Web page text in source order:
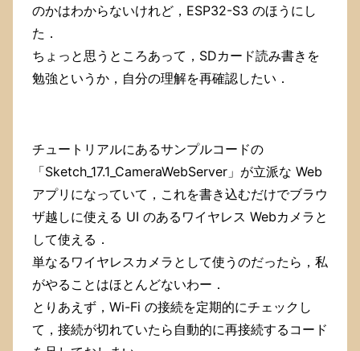
ョ
ど
う
し
か
悩
だ
の
分
の
め
に
のかはわからないけれど，ESP32-S3 のほうにし
た．
ちょっと思うところあって，SDカード読み書きを
勉強というか，自分の理解を再確認したい．
チュートリアルにあるサンプルコードの
「Sketch_17.1_CameraWebServer」が立派な Web
アプリになっていて，これを書き込むだけでブラウ
ザ越しに使える UI のあるワイヤレス Webカメラと
して使える．
単なるワイヤレスカメラとして使うのだったら，私
がやることはほとんどないわー．
とりあえず，Wi-Fi の接続を定期的にチェックし
て，接続が切れていたら自動的に再接続するコード